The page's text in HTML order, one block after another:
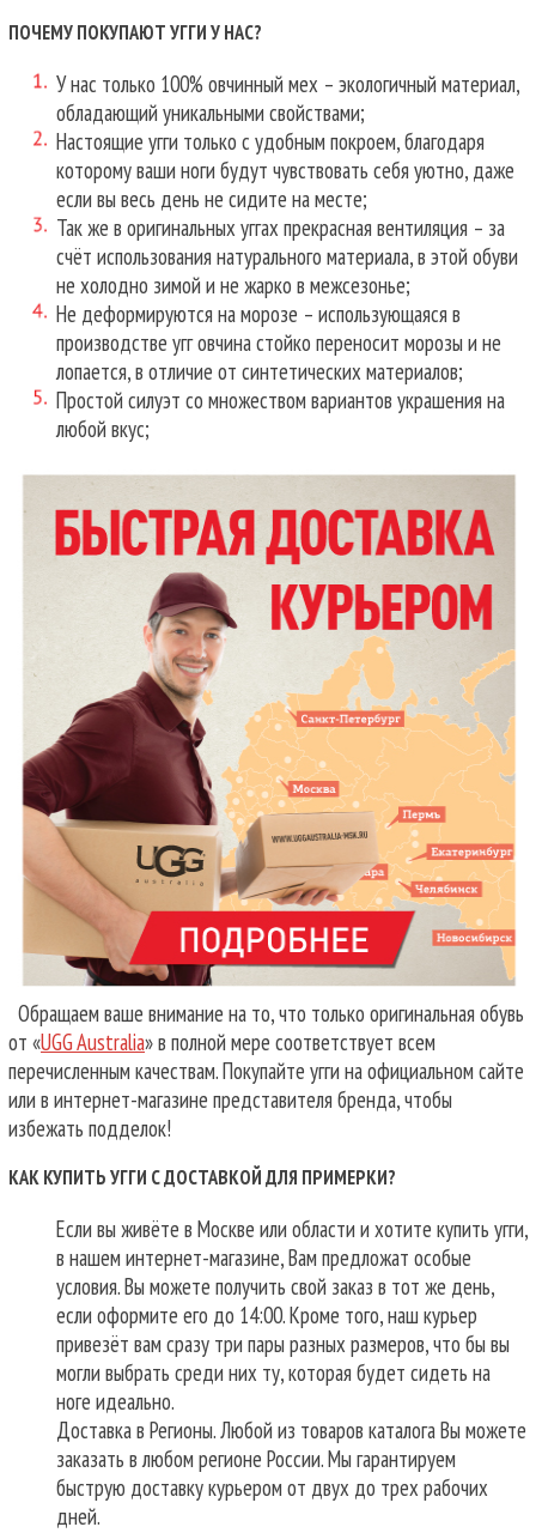
ПОЧЕМУ ПОКУПАЮТ УГГИ У НАС?
У нас только 100% овчинный мех – экологичный материал,
обладающий уникальными свойствами;
Настоящие угги только с удобным покроем, благодаря
которому ваши ноги будут чувствовать себя уютно, даже
если вы весь день не сидите на месте;
Так же в оригинальных уггах прекрасная вентиляция – за
счёт использования натурального материала, в этой обуви
не холодно зимой и не жарко в межсезонье;
Не деформируются на морозе – использующаяся в
производстве угг овчина стойко переносит морозы и не
лопается, в отличие от синтетических материалов;
Простой силуэт со множеством вариантов украшения на
любой вкус;
Обращаем ваше внимание на то, что только оригинальная обувь
от «UGG Australia» в полной мере соответствует всем
перечисленным качествам. Покупайте угги на официальном сайте
или в интернет-магазине представителя бренда, чтобы
избежать подделок!
КАК КУПИТЬ УГГИ С ДОСТАВКОЙ ДЛЯ ПРИМЕРКИ?
Если вы живёте в Москве или области и хотите купить угги,
в нашем интернет-магазине, Вам предложат особые
условия. Вы можете получить свой заказ в тот же день,
если оформите его до 14:00. Кроме того, наш курьер
привезёт вам сразу три пары разных размеров, что бы вы
могли выбрать среди них ту, которая будет сидеть на
ноге идеально.
Доставка в Регионы. Любой из товаров каталога Вы можете
заказать в любом регионе России. Мы гарантируем
быструю доставку курьером от двух до трех рабочих
дней.